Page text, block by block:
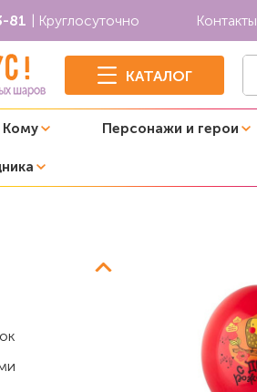
81 | Круглосуточно Контакты
КАТАЛОГ
Кому Персонажи и герои